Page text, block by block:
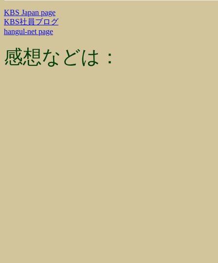
KBS Japan page
KBS社員ブログ
hangul-net page
感想などは：